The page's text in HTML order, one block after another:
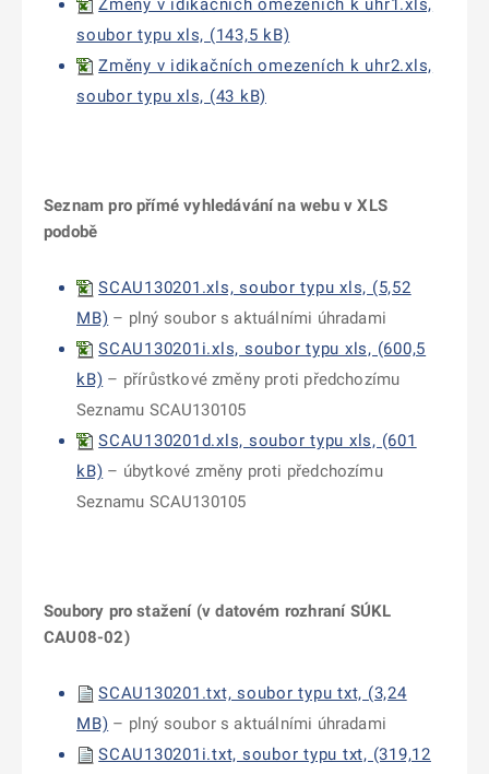
Změny v idikačních omezeních k uhr1.xls,
soubor typu xls, (143,5 kB)
Změny v idikačních omezeních k uhr2.xls,
soubor typu xls, (43 kB)
Seznam pro přímé vyhledávání na webu v XLS
podobě
SCAU130201.xls, soubor typu xls, (5,52
MB) – plný soubor s aktuálními úhradami
SCAU130201i.xls, soubor typu xls, (600,5
kB) – přírůstkové změny proti předchozímu
Seznamu SCAU130105
SCAU130201d.xls, soubor typu xls, (601
kB) – úbytkové změny proti předchozímu
Seznamu SCAU130105
Soubory pro stažení (v datovém rozhraní SÚKL
CAU08-02)
SCAU130201.txt, soubor typu txt, (3,24
MB) – plný soubor s aktuálními úhradami
SCAU130201i.txt, soubor typu txt, (319,12